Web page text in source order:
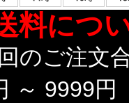
料につ
のご注文
～ 9999